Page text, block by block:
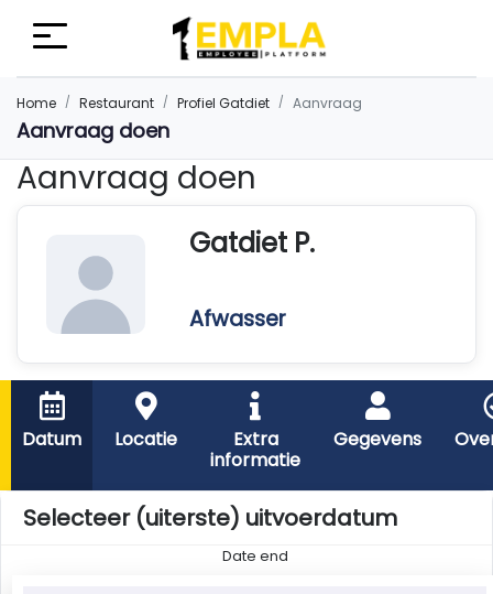
Home Restaurant Profiel Gatdiet Aanvraag
Aanvraag doen
Aanvraag doen
Gatdiet P.
Afwasser
Datum Locatie
Extra
informatie
Gegevens
Selecteer (uiterste) uitvoerdatum
Date end